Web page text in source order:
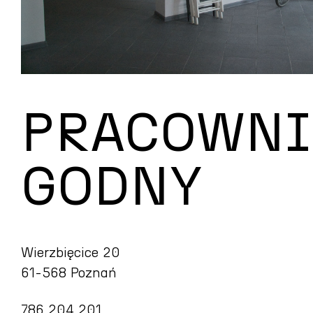
GODNY
Wierzbięcice 20
61-568 Poznań
786 204 201